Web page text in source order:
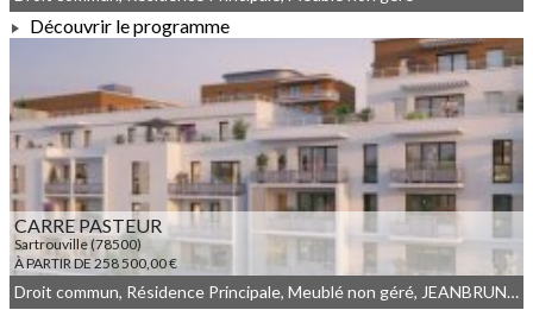
À PARTIR DE 295 000,00 €
Découvrir le programme
CARRE PASTEUR
Sartrouville (78500)
À PARTIR DE 258 500,00 €
Droit commun, Résidence Principale, Meublé non géré, JEANBRUN, LLI, LLI_JEANBRUN